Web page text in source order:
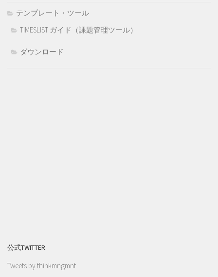
テンプレート・ツール
TIMESLIST ガイド（課題管理ツール）
ダウンロード
公式TWITTER
Tweets by thinkmngmnt